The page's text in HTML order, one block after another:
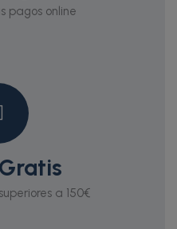
pagos online
a 150€